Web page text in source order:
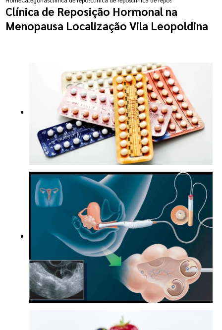
Clínica de Reposição Hormonal na
Menopausa Localização Vila Leopoldina